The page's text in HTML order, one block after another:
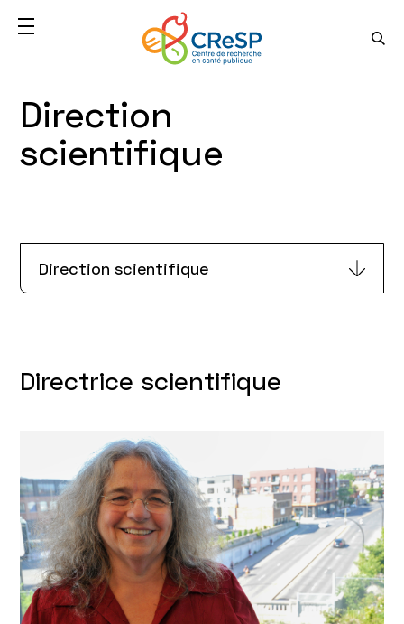
Direction
scientifique
Direction scientifique
Directrice scientifique